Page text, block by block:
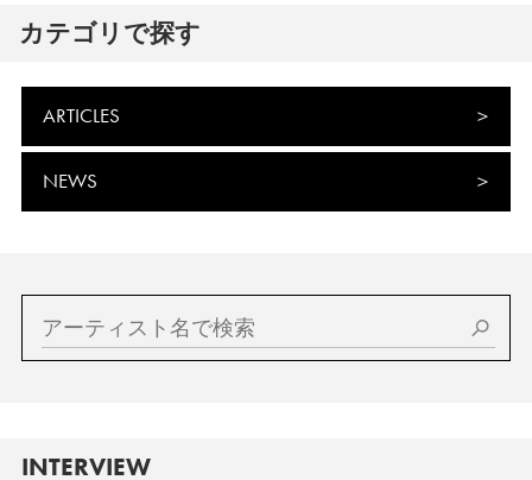
カテゴリで探す
ARTICLES
NEWS
INTERVIEW